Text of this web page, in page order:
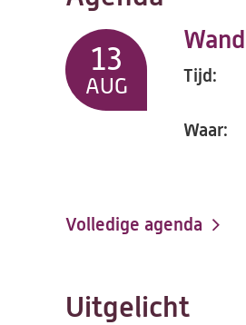
Tijd:
Waar:
13
AUG
Volledige agenda
Uitgelicht